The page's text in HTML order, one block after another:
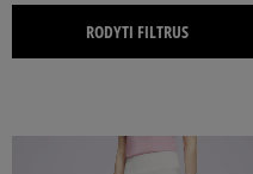
RODYTI FILTRUS
NUO IKI